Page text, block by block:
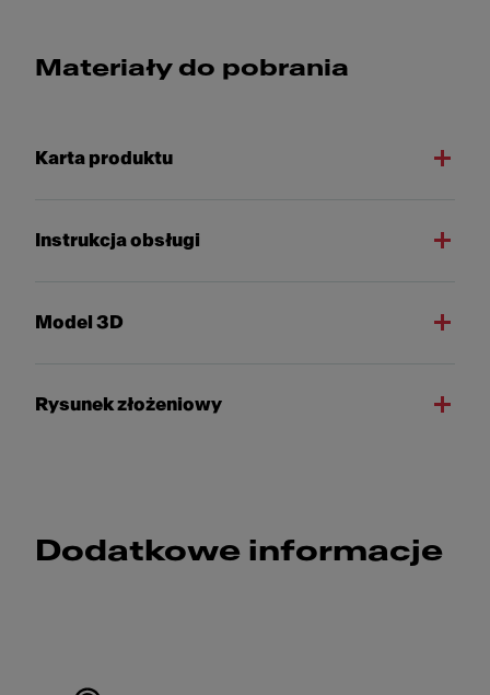
Materiały do pobrania
Karta produktu
Instrukcja obsługi
Model 3D
Rysunek złożeniowy
Dodatkowe informacje